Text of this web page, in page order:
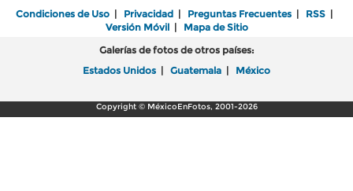
Condiciones de Uso | Privacidad | Preguntas Frecuentes | RSS |
Versión Móvil| Mapa de Sitio
Galerías de fotos de otros países:
Estados Unidos | Guatemala | México
Copyright © MéxicoEnFotos, 2001-2026